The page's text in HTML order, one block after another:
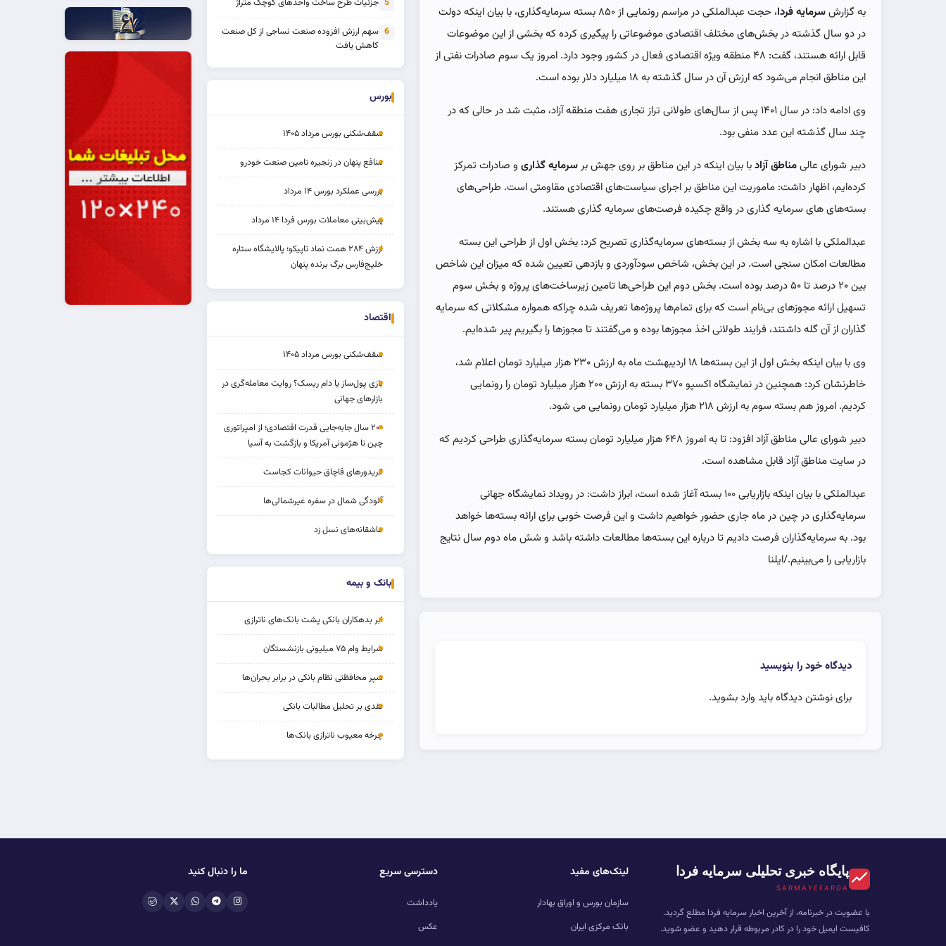
به گزارشسرمایه فردا
، حجت عبدالملکی در مراسم رونمایی از ۸۵۰ بسته‌ سرمایه‌گذاری، با بیان اینکه دولت
در دو سال گذشته در بخش‌های مختلف اقتصادی موضوعاتی را پیگیری کرده که بخشی از این موضوعات
قابل ارائه هستند، گفت: ۴۸ منطقه ویژه اقتصادی فعال در کشور وجود دارد. امروز یک سوم صادرات نفتی از
این مناطق انجام می‌شود که ارزش آن در سال گذشته به ۱۸ میلیارد دلار بوده است.
وی ادامه داد: در سال ۱۴۰۱ پس از سال‌های طولانی تراز تجاری هفت منطقه آزاد، مثبت شد در حالی که در
چند سال گذشته این عدد منفی بود.
دبیر شورای عالیمناطق آزادبا بیان اینکه در این مناطق بر روی جهش برسرمایه گذاری و صادرات تمرکز
کرده‌ایم، اظهار داشت: ماموریت این مناطق بر اجرای سیاست‌های اقتصادی مقاومتی است. طراحی‌های
بسته‌های های سرمایه گذاری در واقع چکیده فرصت‌های سرمایه گذاری هستند.
عبدالملکی با اشاره به سه بخش از بسته‌های سرمایه‌گذاری تصریح کرد: بخش اول از طراحی این بسته
مطالعات امکان سنجی است. در این بخش، شاخص سودآوردی و بازدهی تعیین شده که میزان این شاخص
بین ۲۰ درصد تا ۵۰ درصد بوده است. بخش دوم این طراحی‌ها تامین زیرساخت‌های پروژه و بخش سوم
تسهیل ارائه مجوزهای بی‌نام است که برای تمام‌ها پروژه‌ها تعریف شده چراکه همواره مشکلاتی که سرمایه
گذاران از آن گله داشتند، فرایند طولانی اخذ مجوزها بوده و می‌گفتند تا مجوزها را بگیریم پیر شده‌ایم.
وی با بیان اینکه بخش اول از این بسته‌ها ۱۸ اردیبهشت ماه به ارزش ۲۳۰ هزار میلیارد تومان اعلام شد،
خاطرنشان کرد: همچنین در نمایشگاه اکسپو ۳۷۰ بسته به ارزش ۲۰۰ هزار میلیارد تومان را رونمایی
کردیم. امروز هم بسته سوم به ارزش ۲۱۸ هزار میلیارد تومان رونمایی می شود.
دبیر شورای عالی مناطق آزاد افزود: تا به امروز ۶۴۸ هزار میلیارد تومان بسته سرمایه‌گذاری طراحی کردیم که
در سایت مناطق آزاد قابل مشاهده است.
عبدالملکی با بیان اینکه بازاریابی ۱۰۰ بسته آغاز شده است، ابراز داشت: در رویداد نمایشگاه جهانی
سرمایه‌گذاری در چین در ماه جاری حضور خواهیم داشت و این فرصت خوبی برای ارائه بسته‌ها خواهد
بود. به سرمایه‌گذاران فرصت دادیم تا درباره این بسته‌ها مطالعات داشته باشد و شش ماه دوم سال نتایج
بازاریابی را می‌بینیم./ایلنا
دیدگاه خود را بنویسید
برای نوشتن دیدگاه باید وارد بشوید.
5
6 سهم ارزش افزوده صنعت نساجی از کل صنعت
کاهش یافت
بورس
سقف‌شکنی بورس مرداد ۱۴۰۵
منافع پنهان در زنجیره تامین صنعت خودرو
بررسی عملکرد بورس ۱۴ مرداد
پیش‌بینی معاملات بورس فردا ۱۴ مرداد
ارزش ۲۸۴ همت نماد تاپیکو؛ پالایشگاه ستاره
خلیج‌فارس برگ برنده پنهان
اقتصاد
سقف‌شکنی بورس مرداد ۱۴۰۵
بازی پول‌ساز یا دام ریسک؟ روایت معامله‌گری در
بازارهای جهانی
۲۰۰ سال جابه‌جایی قدرت اقتصادی؛ از امپراتوری
چین تا هژمونی آمریکا و بازگشت به آسیا
کریدورهای قاچاق حیوانات کجاست
آلودگی شمال در سفره غیرشمالی‌ها
عاشقانه‌های نسل زد
بانک و بیمه
ابر بدهکاران بانکی پشت بانک‌های ناترازی
شرایط وام ۷۵ میلیونی بازنشستگان
سپر محافظتی نظام بانکی در برابر بحران‌ها
نقدی بر تحلیل مطالبات بانکی
چرخه‌ معیوب ناترازی بانک‌ها
پایگاه خبری تحلیلی سرمایه فردا
SARMAYEFARDA
با عضویت در خبرنامه، از آخرین اخبار سرمایه فردا مطلع گردید.
کافیست ایمیل خود را در کادر مربوطه قرار دهید و عضو شوید.
لینک‌های مفید
سازمان بورس و اوراق بهادار
بانک مرکزی ایران
دسترسی سریع
یادداشت
عکس
ما را دنبال کنید